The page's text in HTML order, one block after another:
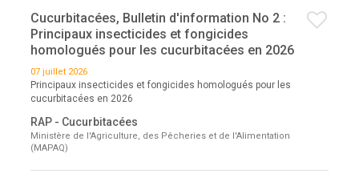
Cucurbitacées, Bulletin d'information No 2 :
Principaux insecticides et fongicides
homologués pour les cucurbitacées en 2026
07 juillet 2026
Principaux insecticides et fongicides homologués pour les
cucurbitacées en 2026
RAP - Cucurbitacées
Ministère de l'Agriculture, des Pêcheries et de l'Alimentation
(MAPAQ)